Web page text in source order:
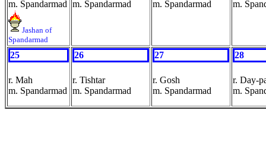
m. Spandarmad
Jashan of
Spandarmad
m. Spandarmad
m. Spandarmad
m.
25
r. Mah
m. Spandarmad
26
r. Tishtar
m. Spandarmad
27
r. Gosh
m. Spandarmad
28
r. Day-
m.